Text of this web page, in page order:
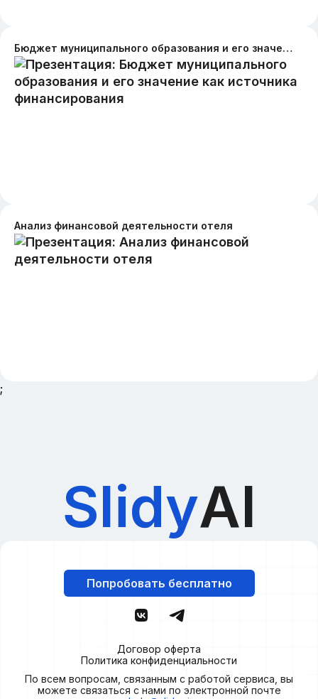
Бюджет муниципального образования и его значение как источника финансирования
Анализ финансовой деятельности отеля
;
SlidyAI
Попробовать бесплатно
Договор оферта
Политика конфиденциальности
По всем вопросам, связанным с работой сервиса, вы
можете связаться с нами по электронной почте